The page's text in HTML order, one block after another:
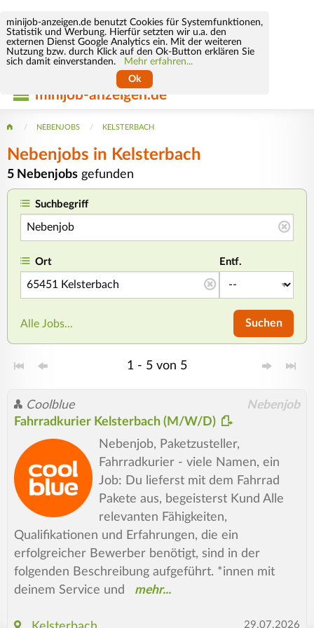
minijob-anzeigen.de benutzt Cookies für Systemfunktionen,
Statistik und Werbung. Hierfür setzten wir u.a. den
externen Dienst Google Analytics ein. Mit der weiteren
Nutzung bzw. durch Klick auf den Ok-Button erklären Sie
sich damit einverstanden.
Mehr erfahren...
Ok
minijob-anzeigen.de
NEBENJOBS KELSTERBACH
Nebenjobs in Kelsterbach
5 Nebenjobs gefunden
Suchbegriff
Ort Entf.
Alle Jobs... Suchen
1 - 5 von 5
Coolblue Nebenjob
Fahrradkurier Kelsterbach (M/W/D)
Nebenjob, Paketzusteller,
Fahrradkurier - viele Namen, ein
Job: Du lieferst mit dem Fahrrad
Pakete aus, begeisterst Kund Alle
relevanten Fähigkeiten,
Qualifikationen und Erfahrungen, die ein
erfolgreicher Bewerber benötigt, sind in der
folgenden Beschreibung aufgeführt. *innen mit
deinem Service und
29.07.2026